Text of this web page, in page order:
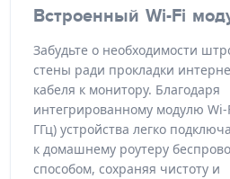
Встроенный Wi-Fi
Забудьте о необходимости
стены ради прокладки
кабеля к монитору. Благодаря
интегрированному модулю Wi-
ГГц) устройства легко
к домашнему роутеру
способом, сохраняя чистоту и